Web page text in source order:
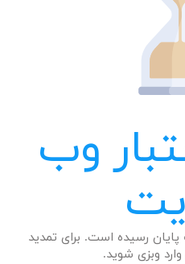
وب
رسیده است. برای تمدید
وبزی شوید.